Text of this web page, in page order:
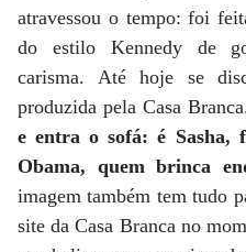
atravessou o tempo: foi
do estilo Kennedy de
carisma. Até hoje se
produzida pela Casa
e entra o sofá: é Sasha,
Obama, quem brinca
imagem também tem tudo
site da Casa Branca no